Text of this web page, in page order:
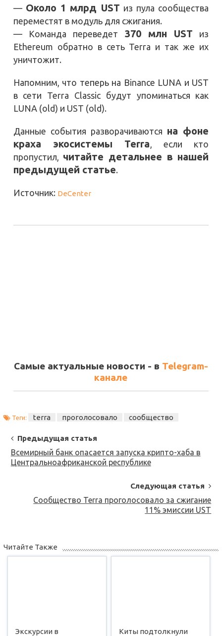
— Около 1 млрд UST из пула сообщества
переместят в модуль для сжигания.
— Команда переведет 370 млн UST из
Ethereum обратно в сеть Terra и так же их
уничтожит.
Напомним, что теперь на Binance LUNA и UST
в сети Terra Classic будут упоминаться как
LUNA (old) и UST (old).
Данные события разворачиваются на фоне
краха экосистемы Terra, если кто
пропустил, читайте детальнее в нашей
предыдущей статье.
Источник: DeCenter
Самые актуальные новости - в Telegram-
канале
Теги: terra проголосовало сообщество
Post
Navigation
Предыдущая статья
Всемирный банк опасается запуска крипто-хаба в
Центральноафриканской республике
Следующая статья
Сообщество Terra проголосовало за сжигание
11% эмиссии UST
Читайте Также
Экскурсии в
Киты подтолкнули